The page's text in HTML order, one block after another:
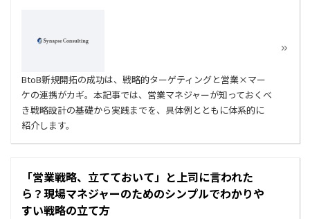
BtoB新規開拓の成功は、戦略的ターゲティングと営業×マー
ケの連携がカギ。本記事では、営業マネジャーが知っておくべ
き戦略設計の基礎から実践までを、具体例とともに体系的に
紹介します。
「営業戦略、立てておいて」と上司に言われた
ら？現場マネジャーのためのシンプルでわかりや
すい戦略の立て方